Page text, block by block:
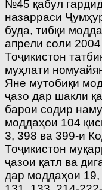
№45 қабул
назарраси
буда, тибқи
апрели соли
Тоҷикистон
муҳлати
Яне мутобиқи
ҷазо дар шакли
барои содир
моддаҳои 104
3, 398 ва 399-и
Тоҷикистон
ҷазои қатл ва
дар моддаҳои